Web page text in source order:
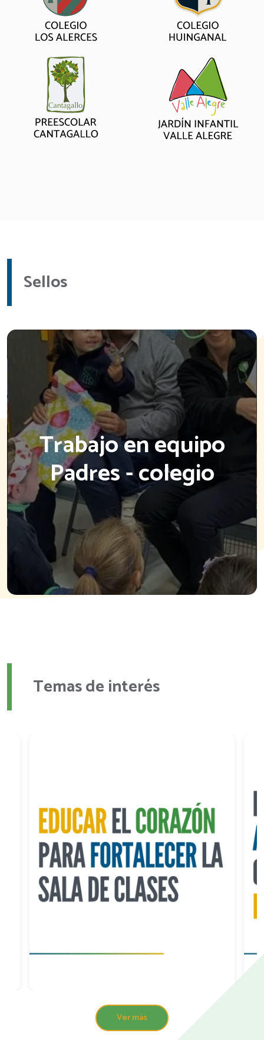
Sellos
Trabajo en equipo
Padres - colegio
Temas de interés
Ver más